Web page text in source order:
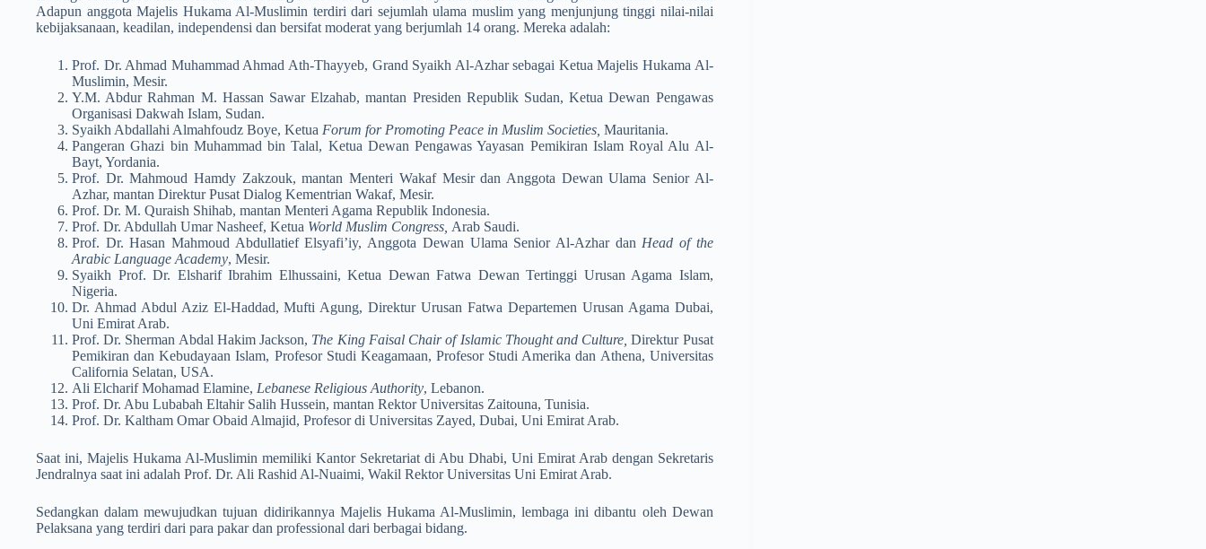
Adapun anggota Majelis­ Hukama Al-Muslimin terdiri dari sejumlah ulama muslim yang menjunjung tinggi nilai-nilai
kebijaksanaan, keadilan, independensi dan bersifat moderat yang berjumlah 14 orang. Mereka adalah:­
Prof. Dr. Ahmad Muhammad Ahmad Ath-Thayyeb, Grand Syaikh­ Al-Azhar sebagai Ketua Majelis Hukama Al-
Muslimin, Mesir.
Y.M. Abdur Rahman M. Hassan Sawar Elzahab, mantan Presi­den Republik Sudan, Ketua Dewan Pengawas
Organisasi Dakwah Islam, Sudan.
Syaikh Abdallahi Almahfoudz Boye, Ketua Forum for Promoting Peace in Muslim Societies, Mauritania.
Pangeran Ghazi bin Muhammad bin Talal, Ketua Dewan Peng­awas Yayasan Pemikiran Islam Royal Alu Al-
Bayt, Yordania.
Prof. Dr. Mahmoud Hamdy Zakzouk, mantan Menteri Wakaf Mesir dan Anggota Dewan Ulama Senior Al-
Azhar, mantan Direktur Pusat Dialog Kementrian Wakaf, Mesir.
Prof. Dr. M. Quraish Shihab, mantan Menteri Agama Republik Indonesia.
Prof. Dr. Abdullah Umar Nasheef, Ketua World Muslim Cong­ress,­ Arab Saudi.
Prof. Dr. Hasan Mahmoud Abdullatief Elsyafi’iy, Anggota Dewan Ulama Senior Al-Azhar dan Head of the
Arabic Langu­age Academy,­ Mesir.
Syaikh Prof. Dr. Elsharif Ibrahim Elhussaini, Ketua Dewan ­Fatwa Dewan Tertinggi Urusan Agama Islam,
Nigeria.
Dr. Ahmad Abdul Aziz El-Haddad, Mufti Agung, Direktur Urusan Fatwa Departemen Urusan Agama Dubai,
Uni Emirat Arab.
Prof. Dr. Sherman Abdal Hakim Jackson, The King Faisal Chair of Islamic Thought and Culture,Direktur Pusat
Pemikiran dan Kebudayaan Islam, Profesor Studi Keagamaan, Profesor Studi Amerika dan Athena, Universitas
California Selatan, USA.
Ali Elcharif Mohamad Elamine, Lebanese Religious Authority, Lebanon.
Prof. Dr. Abu Lubabah Eltahir Salih Hussein, mantan Rektor Universitas Zaitouna, Tunisia.
Prof. Dr. Kaltham Omar Obaid Almajid, Profesor di Universitas Zayed, Dubai, Uni Emirat Arab.
Saat ini, Majelis Hukama Al-Muslimin memiliki Kantor Sekretariat di Abu Dhabi, Uni Emirat Arab dengan Sekretaris
Jendralnya saat ini adalah Prof. Dr. Ali Rashid Al-Nuaimi,­ Wakil Rektor­ Universitas Uni Emirat Arab.
Sedangkan dalam mewujudkan tujuan didirikannya Majelis Hukama Al-Muslimin, lembaga ini dibantu oleh Dewan
Pelaksana yang terdiri dari para pakar dan professional dari berbagai bidang.